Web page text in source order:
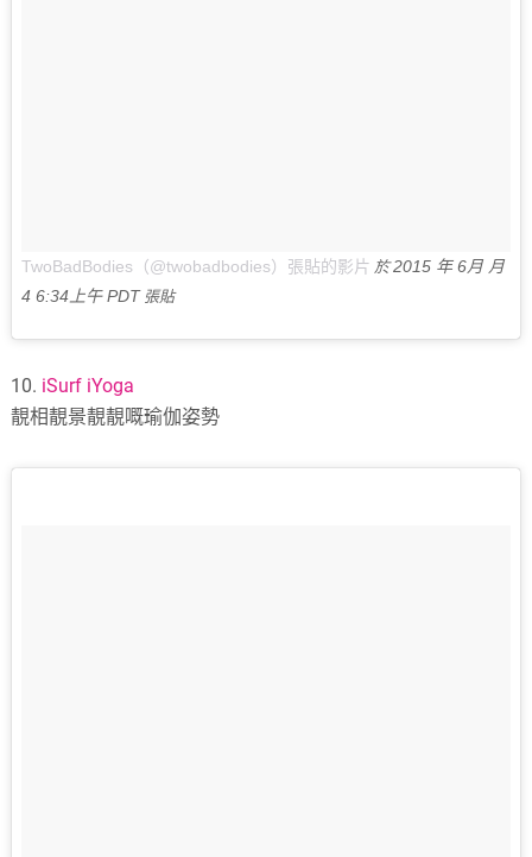
TwoBadBodies（@twobadbodies）張貼的影片 於2015 年 6月 月
4 6:34上午 PDT張貼
10. iSurf iYoga
靚相靚景靚靚嘅瑜伽姿勢